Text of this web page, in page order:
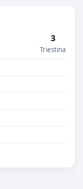
3
Triestina